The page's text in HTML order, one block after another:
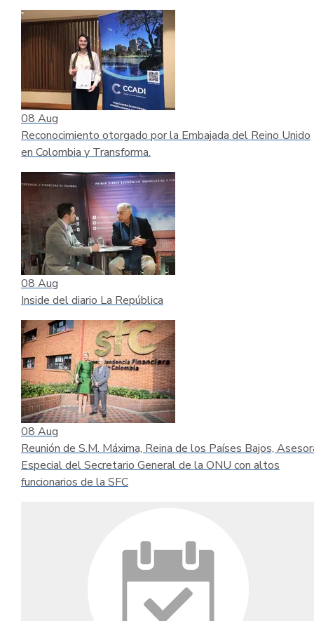
08 Aug
Reconocimiento otorgado por la Embajada del Reino Unido
en Colombia y Transforma.
08 Aug
Inside del diario La República
08 Aug
Reunión de S.M. Máxima, Reina de los Países Bajos,
Especial del Secretario General de la ONU con altos
funcionarios de la SFC